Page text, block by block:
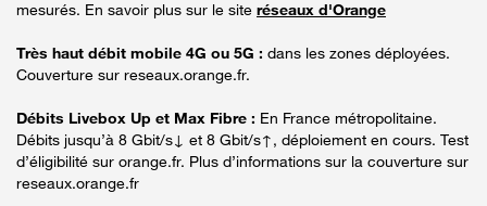
mesurés. En savoir plus sur le site réseaux d'Orange
Très haut débit mobile 4G ou 5G : dans les zones déployées.
Couverture sur reseaux.orange.fr.
Débits Livebox Up et Max Fibre : En France métropolitaine.
Débits jusqu’à 8 Gbit/s↓ et 8 Gbit/s↑, déploiement en cours. Test
d’éligibilité sur orange.fr. Plus d’informations sur la couverture sur
reseaux.orange.fr